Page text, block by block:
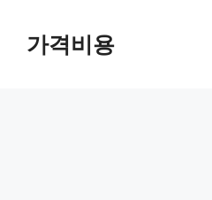
가격비용